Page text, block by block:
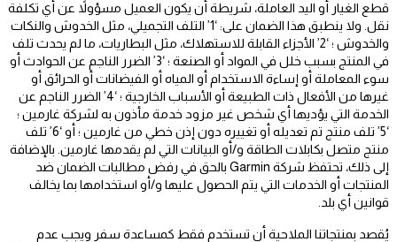
قطع الغيار أو اليد العاملة، شريطة أن يكون العميل مسؤولاً عن أي تكلفة
نقل. ولا ينطبق هذا الضمان على: ‘1’ التلف التجميلي، مثل الخدوش والنكات
والخدوش ؛ ‘2’ الأجزاء القابلة للاستهلاك، مثل البطاريات، ما لم يحدث تلف
في المنتج بسبب خلل في المواد أو الصنعة ؛ ‘3’ الضرر الناجم عن الحوادث أو
سوء المعاملة أو إساءة الاستخدام أو المياه أو الفيضانات أو الحرائق أو
غيرها من الأفعال ذات الطبيعة أو الأسباب الخارجية ؛ ‘4’ الضرر الناجم عن
الخدمة التي يؤديها أي شخص غير مزود خدمة مأذون به لشركة غارمين ؛
‘5’ تلف منتج تم تعديله أو تغييره دون إذن خطي من غارمين ؛ أو ‘6’ تلف
منتج متصل بكابلات الطاقة و/أو البيانات التي لم يقدمها غارمين. بالإضافة
إلى ذلك، تحتفظ شركة Garmin بالحق في رفض مطالبات الضمان ضد
المنتجات أو الخدمات التي يتم الحصول عليها و/أو استخدامها بما يخالف
قوانين أي بلد.
يُقصد بمنتجاتنا الملاحية أن تستخدم فقط كمساعدة سفر ويجب عدم